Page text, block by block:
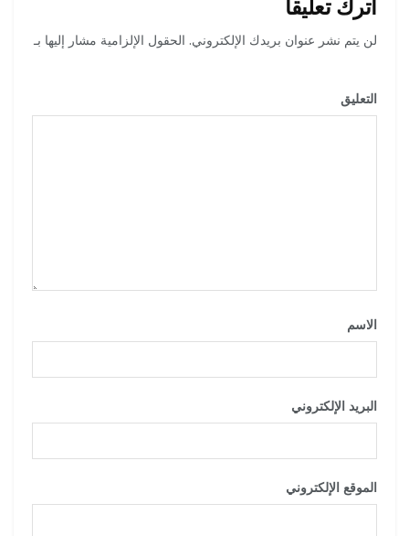
لن يتم نشر عنوان بريدك الإلكتروني. الحقول الإلزامية مشار إليها بـ
التعليق
الاسم
البريد الإلكتروني
الموقع الإلكتروني